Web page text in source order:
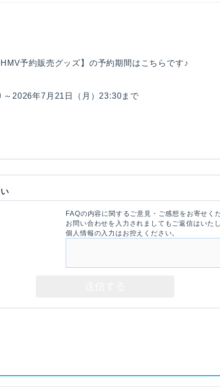
予約販売グッズ】の予約期間はこちらです♪
2026年7月21日（月）23:30まで
FAQの内容に関するご意見・ご感想をお寄せく
お問い合わせを入力されましてもご返信はいた
個人情報の入力はお控えください。